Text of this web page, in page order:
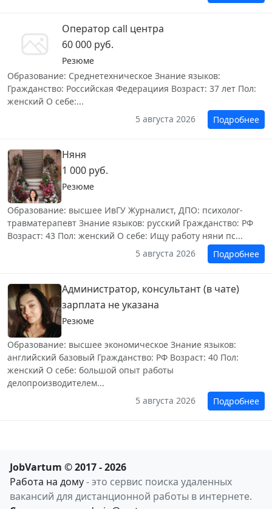
Оператор call центра
60 000 руб.
Резюме
Образование: Среднетехническое Знание языков:
Гражданство: Российская Федерациия Возраст: 37 лет Пол:
женский О себе:...
5 августа 2026
Подробнее
Няня
1 000 руб.
Резюме
Образование: высшее ИвГУ Журналист, ДПО: психолог-
травматерапевт Знание языков: русский Гражданство: РФ
Возраст: 43 Пол: женский О себе: Ищу работу няни пс...
5 августа 2026
Подробнее
Администратор, консультант (в чате)
зарплата не указана
Резюме
Образование: высшее экономическое Знание языков:
английский базовый Гражданство: РФ Возраст: 40 Пол:
женский О себе: большой опыт работы
делопроизводителем...
5 августа 2026
Подробнее
JobVartum © 2017 - 2026
Работа на дому- это сервис поиска удаленных
вакансий для дистанционной работы в интернете.